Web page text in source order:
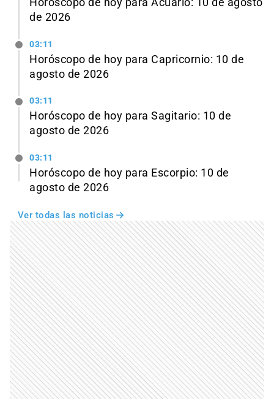
de 2026
03:11
Horóscopo de hoy para Capricornio: 10 de
agosto de 2026
03:11
Horóscopo de hoy para Sagitario: 10 de
agosto de 2026
03:11
Horóscopo de hoy para Escorpio: 10 de
agosto de 2026
Ver todas las noticias